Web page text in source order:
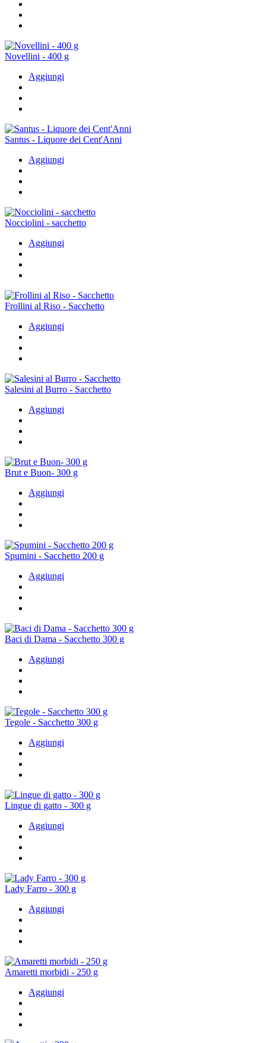
Novellini - 400 g
Aggiungi
Santus - Liquore dei Cent'Anni
Aggiungi
Nocciolini - sacchetto
Aggiungi
Frollini al Riso - Sacchetto
Aggiungi
Salesini al Burro - Sacchetto
Aggiungi
Brut e Buon- 300 g
Aggiungi
Spumini - Sacchetto 200 g
Aggiungi
Baci di Dama - Sacchetto 300 g
Aggiungi
Tegole - Sacchetto 300 g
Aggiungi
Lingue di gatto - 300 g
Aggiungi
Lady Farro - 300 g
Aggiungi
Amaretti morbidi - 250 g
Aggiungi